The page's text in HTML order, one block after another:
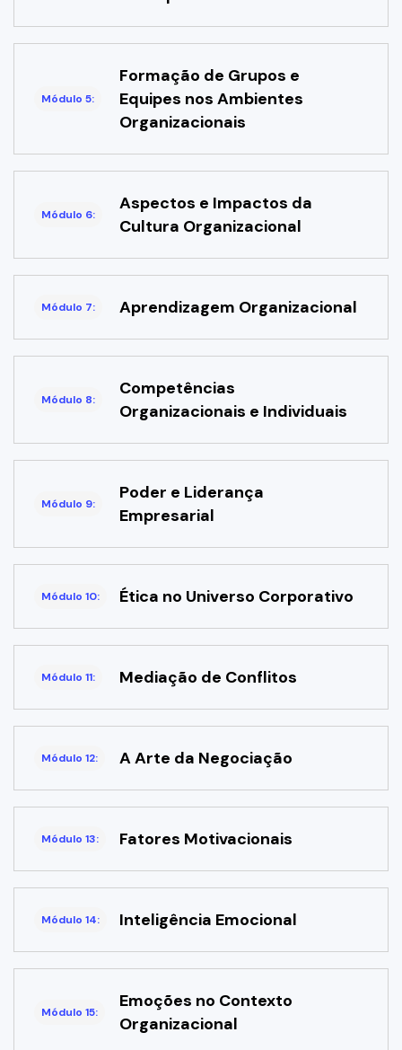
Módulo 5:
Formação de Grupos e
Equipes nos Ambientes
Organizacionais
Módulo 6:
Aspectos e Impactos da
Cultura Organizacional
Módulo 7: Aprendizagem Organizacional
Módulo 8:
Competências
Organizacionais e Individuais
Módulo 9:
Poder e Liderança
Empresarial
Módulo 10: Ética no Universo Corporativo
Módulo 11: Mediação de Conflitos
Módulo 12: A Arte da Negociação
Módulo 13: Fatores Motivacionais
Módulo 14: Inteligência Emocional
Módulo 15:
Emoções no Contexto
Organizacional